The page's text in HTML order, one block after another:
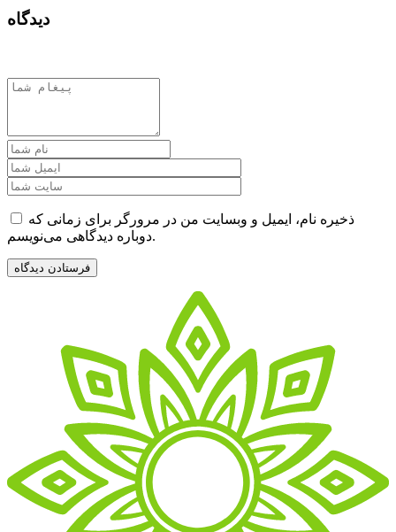
دیدگاه
ذخیره نام، ایمیل و وبسایت من در مرورگر برای زمانی که
دوباره دیدگاهی می‌نویسم.